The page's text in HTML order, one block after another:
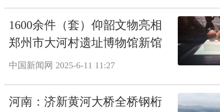
1600余件（套）仰韶文物亮相
郑州市大河村遗址博物馆新馆
中国新闻网 2025-6-11 11:27
河南：济新黄河大桥全桥钢桁